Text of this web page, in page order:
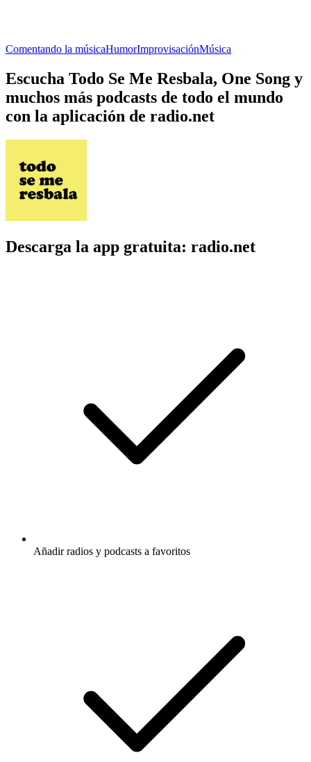
Comentando la músicaHumorImprovisaciónMúsica
Escucha Todo Se Me Resbala, One Song y
muchos más podcasts de todo el mundo
con la aplicación de radio.net
Descarga la app gratuita: radio.net
Añadir radios y podcasts a favoritos